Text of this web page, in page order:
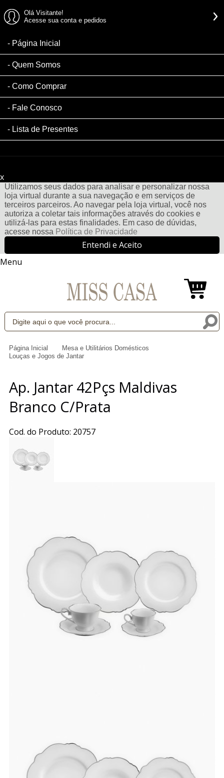
Olá Visitante!
Acesse sua conta e pedidos
Página Inicial
Quem Somos
Como Comprar
Fale Conosco
Lista de Presentes
x
Utilizamos seus dados para analisar e personalizar nossa
loja virtual durante a sua navegação e em serviços de
terceiros parceiros. Ao navegar pela loja virtual, você nos
autoriza a coletar tais informações através do cookies e
utilizá-las para estas finalidades. Em caso de dúvidas,
acesse nossa Política de Privacidade
Entendi e Aceito
Menu
Página Inicial
Mesa e Utilitários Domésticos
Louças e Jogos de Jantar
Ap. Jantar 42Pçs Maldivas
Branco C/Prata
Cod. do Produto: 20757